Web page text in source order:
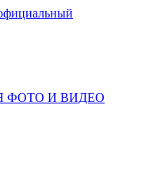
ФОТО И ВИДЕО